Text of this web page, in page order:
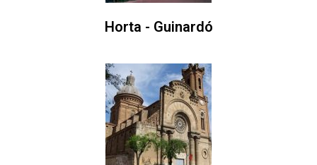
Horta - Guinardó